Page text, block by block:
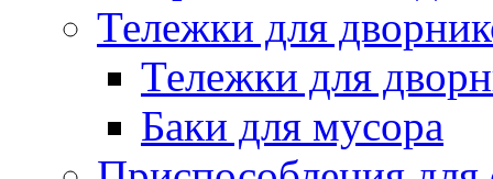
Тележки для
Тележки для
Баки для мусора